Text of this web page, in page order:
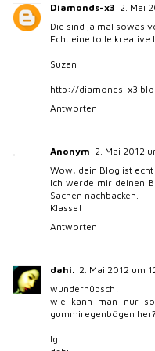
Diamonds-x3 2. Mai
Die sind ja mal sowas
Echt eine tolle kreative
Suzan
http://diamonds-
Antworten
Anonym 2. Mai 2012
Wow, dein Blog ist
Ich werde mir deinen
Sachen nachbacken.
Klasse!
Antworten
dahi. 2. Mai 2012 um
wunderhübsch!
wie kann man nur
gummiregenbögen
lg